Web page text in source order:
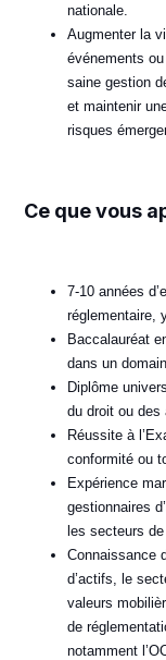
nationale.
Augmenter la
événements
saine gestion
et maintenir
risques
Ce que vous
7-10 années
réglementaire,
Baccalauréat
dans un
Diplôme
du droit ou des
Réussite à
conformité ou
Expérience
gestionnaires
les secteurs de
Connaissance
d’actifs, le
valeurs
de
notamment